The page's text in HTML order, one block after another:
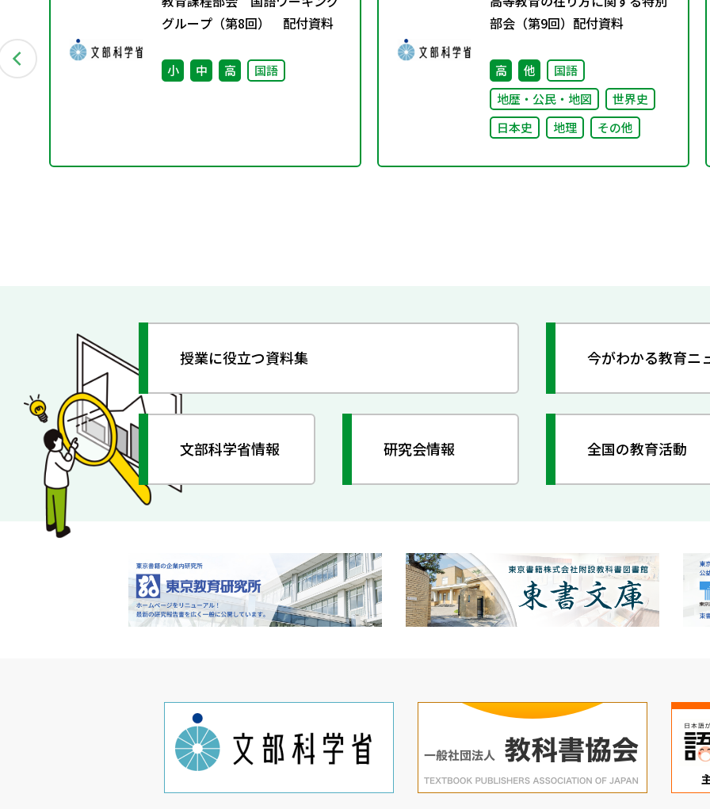
あ
グループ（第8回） 配付資料
小 中 高 国語
部会（第9回）配付資料
高 他
国語
地歴・公民・地図
世界史
日本史
地理 その他
授業に役立つ資料集 今がわかる教育ニ
文部科学省情報 研究会情報 全国の教育活動